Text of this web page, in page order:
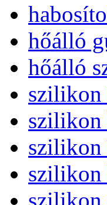
hőálló
hőálló
szilikon
szilikon
szilikon
szilikon
szilikon